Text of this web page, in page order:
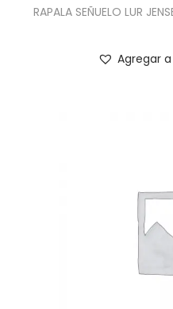
RAPALA SEÑUELO LUR
Agregar